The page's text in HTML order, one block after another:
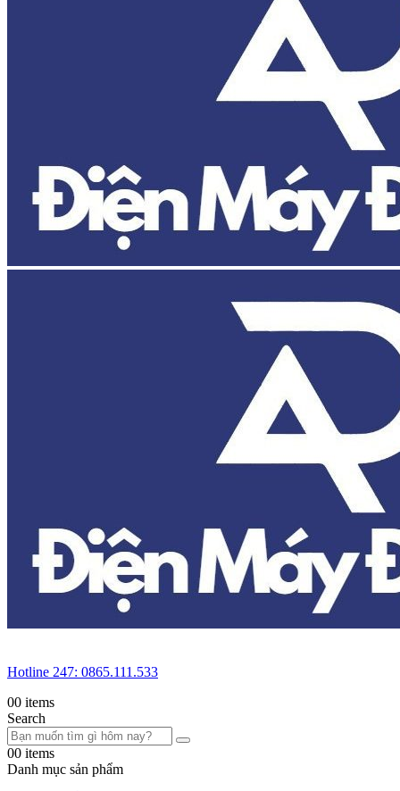
Hotline 247: 0865.111.533
00 items
Search
00 items
Danh mục sản phẩm